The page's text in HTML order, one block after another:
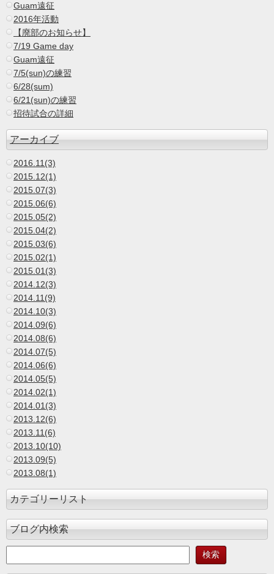
Guam遠征
2016年活動
【廃部のお知らせ】
7/19 Game day
Guam遠征
7/5(sun)の練習
6/28(sum)
6/21(sun)の練習
招待試合の詳細
アーカイブ
2016.11(3)
2015.12(1)
2015.07(3)
2015.06(6)
2015.05(2)
2015.04(2)
2015.03(6)
2015.02(1)
2015.01(3)
2014.12(3)
2014.11(9)
2014.10(3)
2014.09(6)
2014.08(6)
2014.07(5)
2014.06(6)
2014.05(5)
2014.02(1)
2014.01(3)
2013.12(6)
2013.11(6)
2013.10(10)
2013.09(5)
2013.08(1)
カテゴリーリスト
ブログ内検索